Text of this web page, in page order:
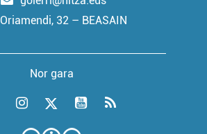
Oriamendi, 32 – BEASAIN
Nor gara